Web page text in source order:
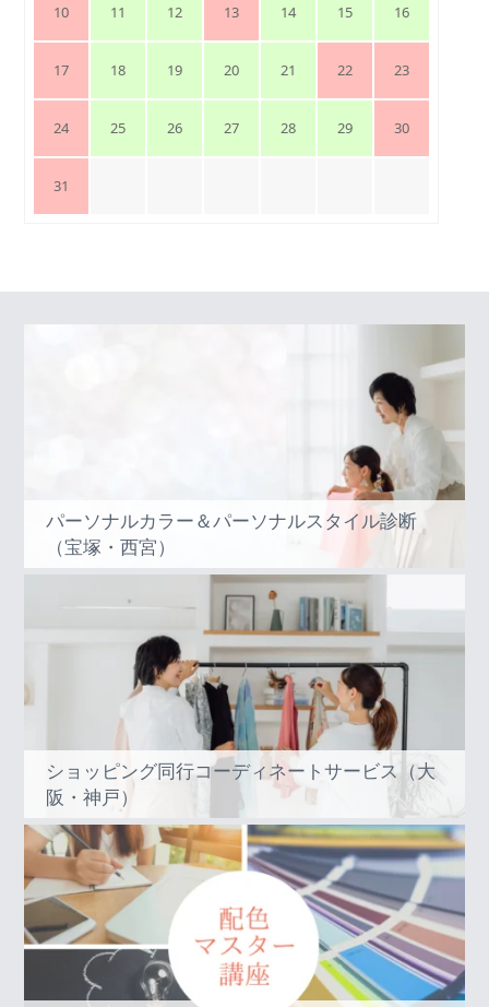
10 11 12 13 14 15 16
17 18 19 20 21 22 23
24 25 26 27 28 29 30
31
パーソナルカラー＆パーソナルスタイル診断
（宝塚・西宮）
ショッピング同行コーディネートサービス（大
阪・神戸）